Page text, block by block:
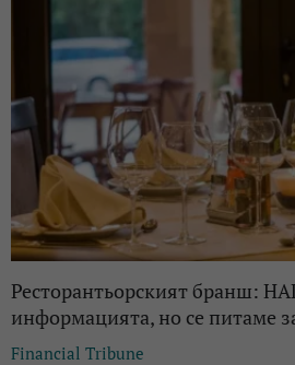
Ресторантьорският бранш:
информацията, но се питаме
Financial Tribune